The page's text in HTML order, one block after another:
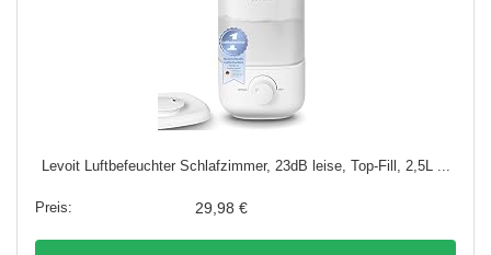
Levoit Luftbefeuchter Schlafzimmer, 23dB leise, Top-Fill, 2,5L ...
29,98 €